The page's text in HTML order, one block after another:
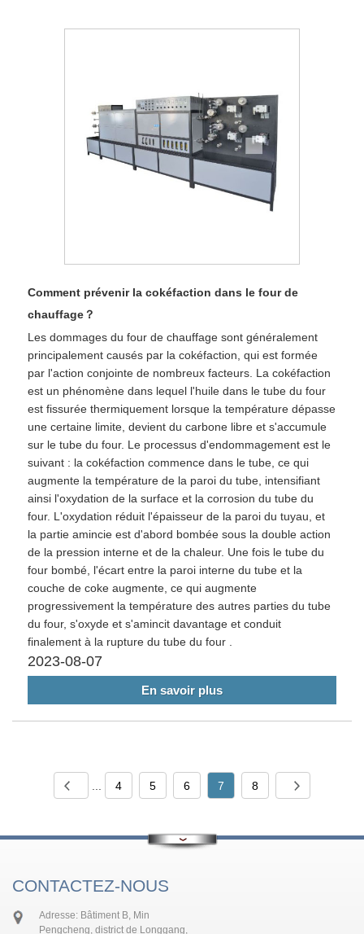
Comment prévenir la cokéfaction dans le four de
chauffage？
Les dommages du four de chauffage sont généralement
principalement causés par la cokéfaction, qui est formée
par l'action conjointe de nombreux facteurs. La cokéfaction
est un phénomène dans lequel l'huile dans le tube du four
est fissurée thermiquement lorsque la température dépasse
une certaine limite, devient du carbone libre et s'accumule
sur le tube du four. Le processus d'endommagement est le
suivant : la cokéfaction commence dans le tube, ce qui
augmente la température de la paroi du tube, intensifiant
ainsi l'oxydation de la surface et la corrosion du tube du
four. L'oxydation réduit l'épaisseur de la paroi du tuyau, et
la partie amincie est d'abord bombée sous la double action
de la pression interne et de la chaleur. Une fois le tube du
four bombé, l'écart entre la paroi interne du tube et la
couche de coke augmente, ce qui augmente
progressivement la température des autres parties du tube
du four, s'oxyde et s'amincit davantage et conduit
finalement à la rupture du tube du four .
2023-08-07
En savoir plus
4 5 6 7 8
CONTACTEZ-NOUS
Adresse: Bâtiment B, Min
Pengcheng, district de Longgang,